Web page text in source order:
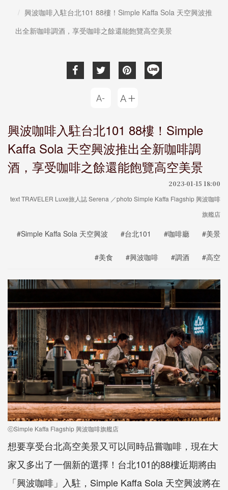
興波咖啡入駐台北101 88樓！Simple Kaffa Sola 天空興波推
出全新咖啡調酒，享受咖啡之餘還能飽覽高空美景
興波咖啡入駐台北101 88樓！Simple
Kaffa Sola 天空興波推出全新咖啡調
酒，享受咖啡之餘還能飽覽高空美景
2023-01-15 18:00
text TRAVELER Luxe旅人誌 Serena ／photo Simple Kaffa Flagship 興波咖啡
旗艦店
#Simple Kaffa Sola 天空興波 #台北101 #咖啡廳 #美景
#美食 #興波咖啡 #調酒 #高空
ⓒSimple Kaffa Flagship 興波咖啡旗艦店
想要享受台北高空美景又可以同時品嘗咖啡，現在大
家又多出了一個新的選擇！台北101的88樓近期將由
「興波咖啡」入駐，Simple Kaffa Sola 天空興波將在